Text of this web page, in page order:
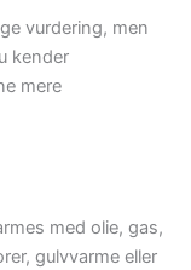
vurdering, men
kender
mere
med olie, gas,
gulvvarme eller